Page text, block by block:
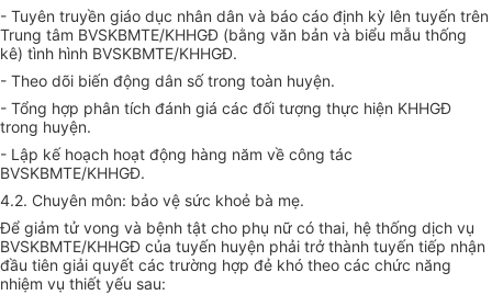
- Tuyên truyền giáo dục nhân dân và báo cáo định kỳ lên tuyến trên
Trung tâm BVSKBMTE/KHHGĐ (bằng văn bản và biểu mẫu thống
kê) tình hình BVSKBMTE/KHHGĐ.
- Theo dõi biến động dân số trong toàn huyện.
- Tổng hợp phân tích đánh giá các đối tượng thực hiện KHHGĐ
trong huyện.
- Lập kế hoạch hoạt động hàng năm về công tác
BVSKBMTE/KHHGĐ.
4.2. Chuyên môn: bảo vệ sức khoẻ bà mẹ.
Để giảm tử vong và bệnh tật cho phụ nữ có thai, hệ thống dịch vụ
BVSKBMTE/KHHGĐ của tuyến huyện phải trở thành tuyến tiếp nhận
đầu tiên giải quyết các trường hợp đẻ khó theo các chức năng
nhiệm vụ thiết yếu sau: